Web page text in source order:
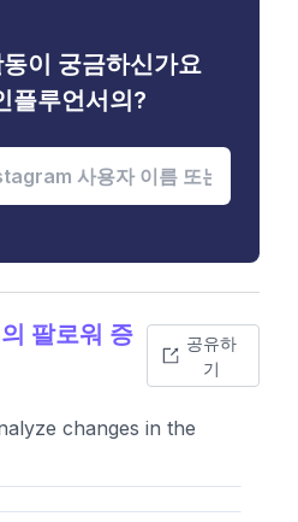
이 궁금하신가요
플루언서의?
팔로워 증
공유하
기
changes in the